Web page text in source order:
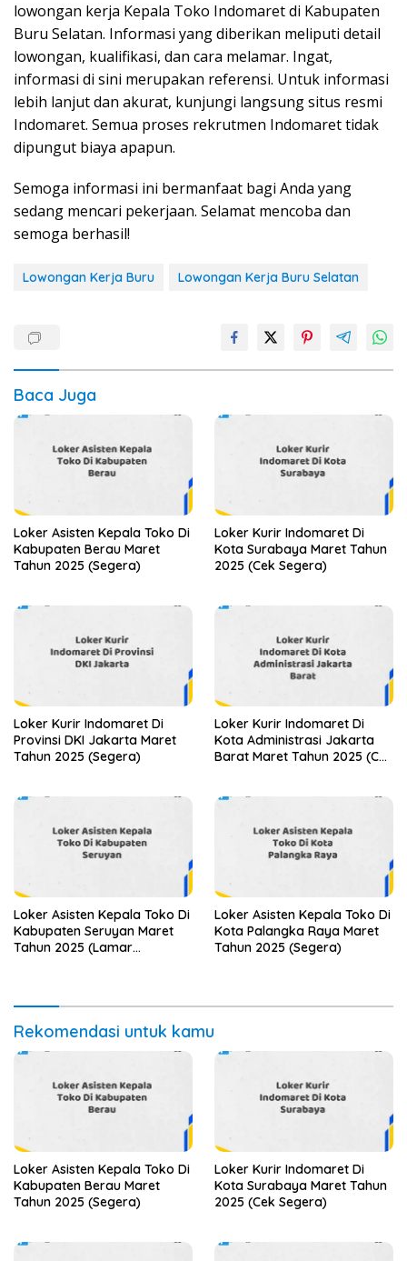
lowongan kerja Kepala Toko Indomaret di Kabupaten
Buru Selatan. Informasi yang diberikan meliputi detail
lowongan, kualifikasi, dan cara melamar. Ingat,
informasi di sini merupakan referensi. Untuk informasi
lebih lanjut dan akurat, kunjungi langsung situs resmi
Indomaret. Semua proses rekrutmen Indomaret tidak
dipungut biaya apapun.
Semoga informasi ini bermanfaat bagi Anda yang
sedang mencari pekerjaan. Selamat mencoba dan
semoga berhasil!
Lowongan Kerja Buru Lowongan Kerja Buru Selatan
Baca Juga
Loker Asisten Kepala Toko Di
Kabupaten Berau Maret
Tahun 2025 (Segera)
Loker Kurir Indomaret Di
Kota Surabaya Maret Tahun
2025 (Cek Segera)
Loker Kurir Indomaret Di
Provinsi DKI Jakarta Maret
Tahun 2025 (Segera)
Loker Kurir Indomaret Di
Kota Administrasi Jakarta
Barat Maret Tahun 2025 (Cek
Loker Asisten Kepala Toko Di
Kabupaten Seruyan Maret
Tahun 2025 (Lamar
Loker Asisten Kepala Toko Di
Kota Palangka Raya Maret
Tahun 2025 (Segera)
Rekomendasi untuk kamu
Loker Asisten Kepala Toko Di
Kabupaten Berau Maret
Tahun 2025 (Segera)
Loker Kurir Indomaret Di
Kota Surabaya Maret Tahun
2025 (Cek Segera)